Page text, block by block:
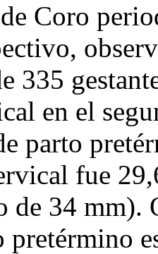
Coro
335
en el
parto
fue
de 34 mm).